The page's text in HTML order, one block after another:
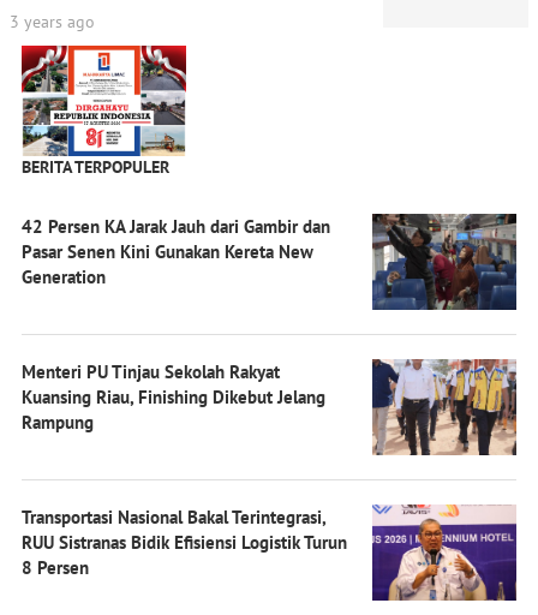
3 years ago
BERITA TERPOPULER
42 Persen KA Jarak Jauh dari Gambir dan
Pasar Senen Kini Gunakan Kereta New
Generation
Menteri PU Tinjau Sekolah Rakyat
Kuansing Riau, Finishing Dikebut Jelang
Rampung
Transportasi Nasional Bakal Terintegrasi,
RUU Sistranas Bidik Efisiensi Logistik Turun
8 Persen